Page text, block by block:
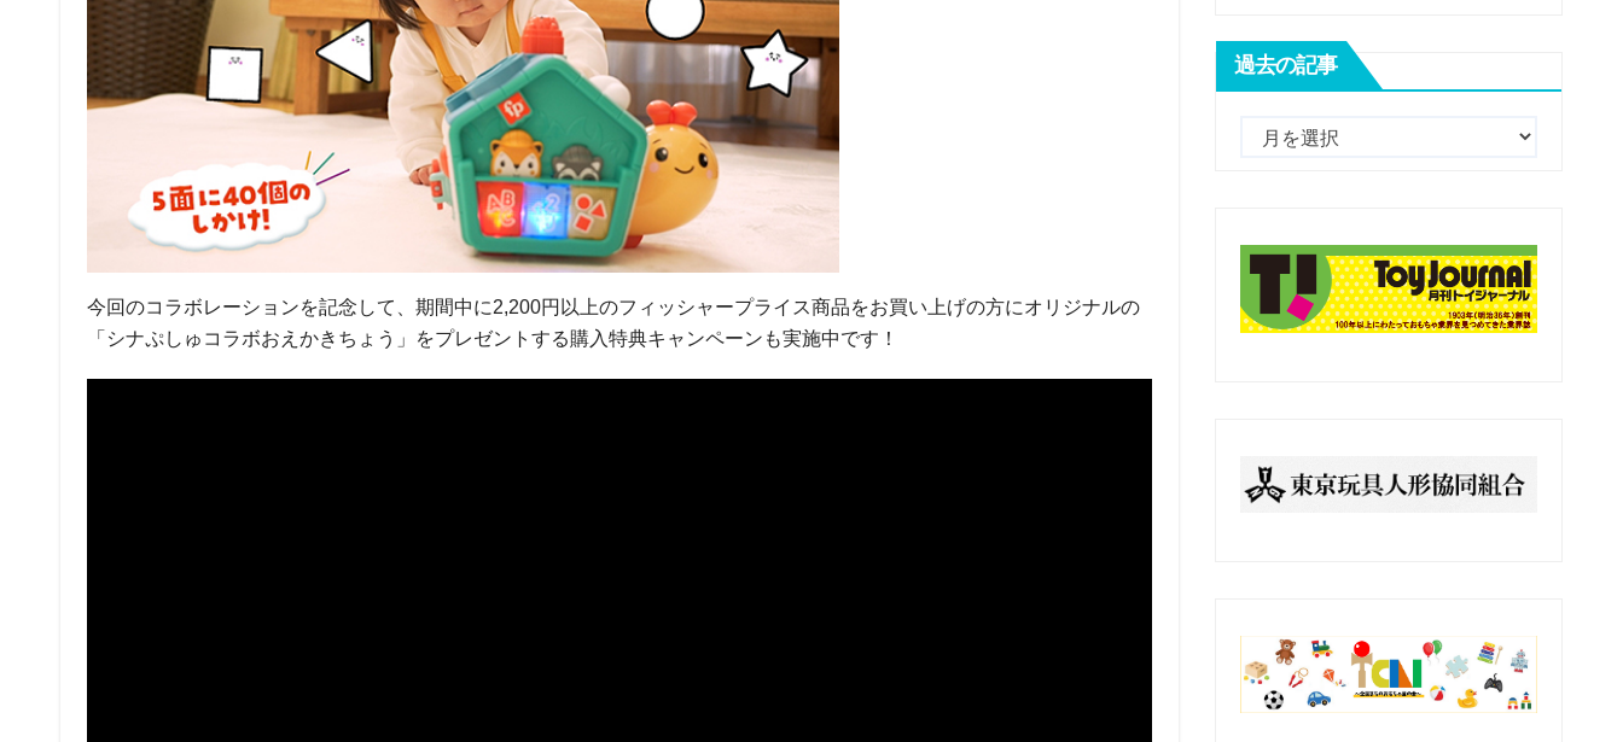
今回のコラボレーションを記念して、期間中に2,200円以上のフィッシャープライス商品をお買い上げの方にオリジナルの
「シナぷしゅコラボおえかきちょう」をプレゼントする購入特典キャンペーンも実施中です！
過去の記事
記
事